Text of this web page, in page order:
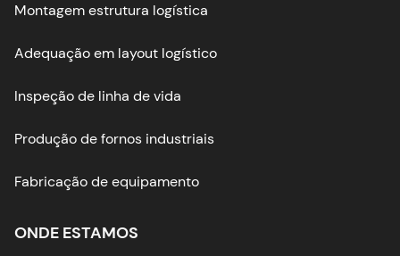
Montagem estrutura logística
Adequação em layout logístico
Inspeção de linha de vida
Produção de fornos industriais
Fabricação de equipamento
ONDE ESTAMOS